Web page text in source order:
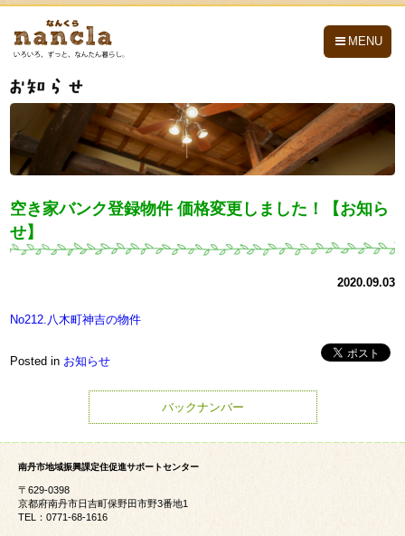
MENU
空き家バンク登録物件 価格変更しました！【お知ら
せ】
2020.09.03
No212.八木町神吉の物件
Posted in お知らせ
バックナンバー
南丹市地域振興課定住促進サポートセンター
〒629-0398
京都府南丹市日吉町保野田市野3番地1
TEL：0771-68-1616